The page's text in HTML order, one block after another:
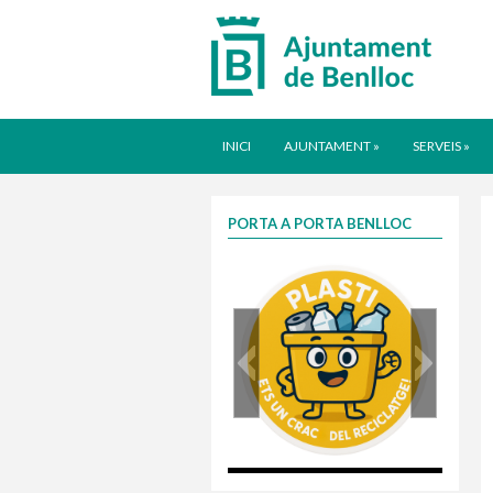
INICI AJUNTAMENT » SERVEIS »
PORTA A PORTA BENLLOC